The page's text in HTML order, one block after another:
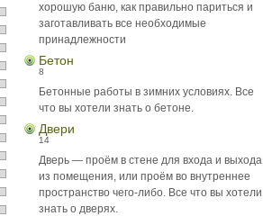
хорошую баню, как правильно париться и
заготавливать все необходимые
принадлежности
Бетон
8
Бетонные работы в зимних условиях. Все
что вы хотели знать о бетоне.
Двери
14
Дверь — проём в стене для входа и выхода
из помещения, или проём во внутреннее
пространство чего-либо. Все что вы хотели
знать о дверях.